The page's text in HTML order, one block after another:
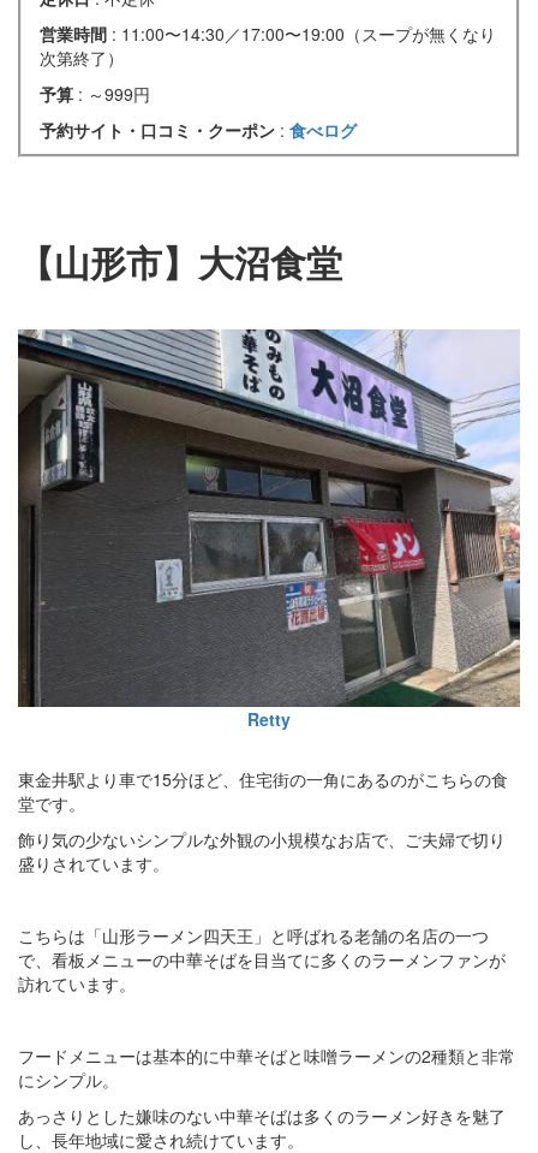
営業時間 : 11:00〜14:30／17:00〜19:00（スープが無くなり
次第終了）
予算 : ～999円
予約サイト・口コミ・クーポン : 食べログ
【山形市】大沼食堂
Retty
東金井駅より車で15分ほど、住宅街の一角にあるのがこちらの食
堂です。
飾り気の少ないシンプルな外観の小規模なお店で、ご夫婦で切り
盛りされています。
こちらは「山形ラーメン四天王」と呼ばれる老舗の名店の一つ
で、看板メニューの中華そばを目当てに多くのラーメンファンが
訪れています。
フードメニューは基本的に中華そばと味噌ラーメンの2種類と非常
にシンプル。
あっさりとした嫌味のない中華そばは多くのラーメン好きを魅了
し、長年地域に愛され続けています。